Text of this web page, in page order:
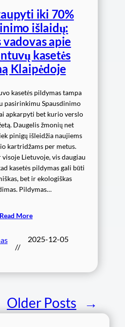
iki 70%
išlaidų:
vadovas apie
kasetės
Klaipėdoje
kasetės pildymas tampa
pasirinkimu Spausdinimo
apkarpyti bet kurio verslo
Daugelis žmonių net
pinigų išleidžia naujiems
kartridžams per metus.
Lietuvoje, vis daugiau
kasetės pildymas gali būti
bet ir ekologiškas
Pildymas…
Read More
//
2025-12-05
Older Posts →